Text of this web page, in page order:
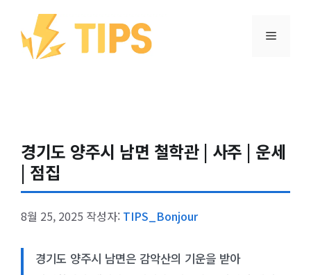
건너뛰기
메뉴
경기도 양주시 남면 철학관 | 사주 | 운세
| 점집
8월 25, 2025 작성자: TIPS_Bonjour
경기도 양주시 남면은 감악산의 기운을 받아